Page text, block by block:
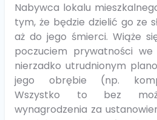
Nabywca lokalu
tym, że będzie dzielić go ze
aż do jego śmierci. Wiąże
poczuciem prywatności
nierzadko utrudnionym
jego obrębie (np.
Wszystko to bez
wynagrodzenia za